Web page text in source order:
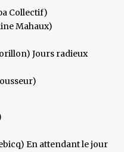
Collectif)
Mahaux)
Jours radieux
En attendant le jour